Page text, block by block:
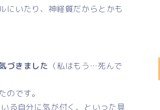
にいたり、神経質だからとかも
づきました （私はもう…死んで
です。
る自分に気が付く、といった具